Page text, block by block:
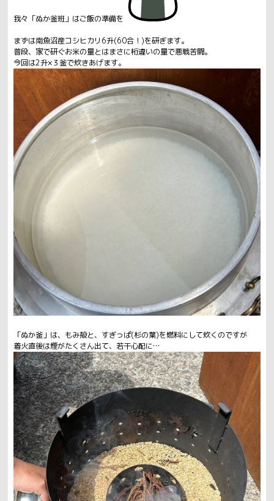
我々「ぬか釜班」はご飯の準備を
まずは南魚沼産コシヒカリ6升(60合！)を研ぎます。
普段、家で研ぐお米の量とはまさに桁違いの量で悪戦苦闘。
今回は2升×３釜で炊きあげます。
「ぬか釜」は、もみ殻と、すぎっぱ(杉の葉)を燃料にして炊くのですが
着火直後は煙がたくさん出て、若干心配に…